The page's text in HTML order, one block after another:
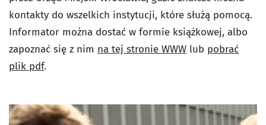
kontakty do wszelkich instytucji, które służą pomocą.
Informator można dostać w formie książkowej, albo
zapoznać się z nim na tej stronie WWW lub pobrać
plik pdf.